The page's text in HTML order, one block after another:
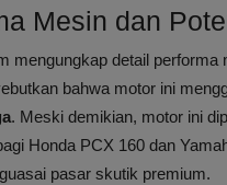
Mesin dan
mengungkap detail performa
bahwa motor ini
. Meski demikian, motor ini
Honda PCX 160 dan
pasar skutik premium.